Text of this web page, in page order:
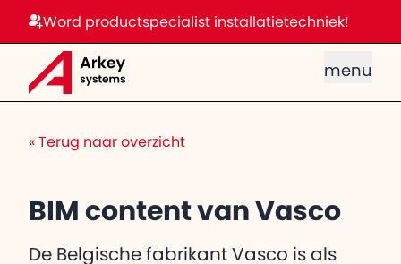
Word productspecialist installatietechniek!
menu
« Terug naar overzicht
BIM content van Vasco
De Belgische fabrikant Vasco is als